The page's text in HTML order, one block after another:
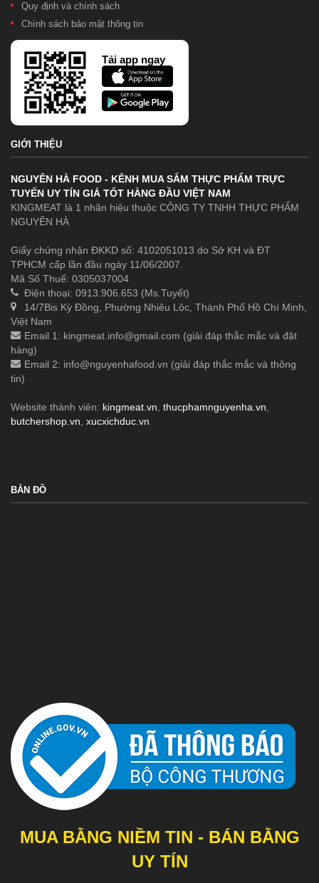
Quy định và chính sách
Chính sách bảo mật thông tin
Tải app ngay
GIỚI THIỆU
NGUYÊN HÀ FOOD - KÊNH MUA SẮM THỰC PHẨM TRỰC
TUYẾN UY TÍN GIÁ TỐT HÀNG ĐẦU VIỆT NAM
KINGMEAT là 1 nhãn hiệu thuộc CÔNG TY TNHH THỰC PHẨM
NGUYÊN HÀ
Giấy chứng nhận ĐKKD số: 4102051013 do Sở KH và ĐT
TPHCM cấp lần đầu ngày 11/06/2007.
Mã Số Thuế: 0305037004
Điện thoại: 0913.906.653 (Ms.Tuyết)
14/7Bis Kỳ Đồng, Phường Nhiêu Lộc, Thành Phố Hồ Chí Minh,
Việt Nam
Email 1: kingmeat.info@gmail.com (giải đáp thắc mắc và đặt
hàng)
Email 2: info@nguyenhafood.vn (giải đáp thắc mắc và thông
tin)
Website thành viên: kingmeat.vn thucphamnguyenha.vn
butchershop.vn xucxichduc.vn
BẢN ĐỒ
MUA BẰNG NIỀM TIN - BÁN BẰNG
UY TÍN